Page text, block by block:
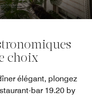
choix
élégant, plongez
bar 19.20 by